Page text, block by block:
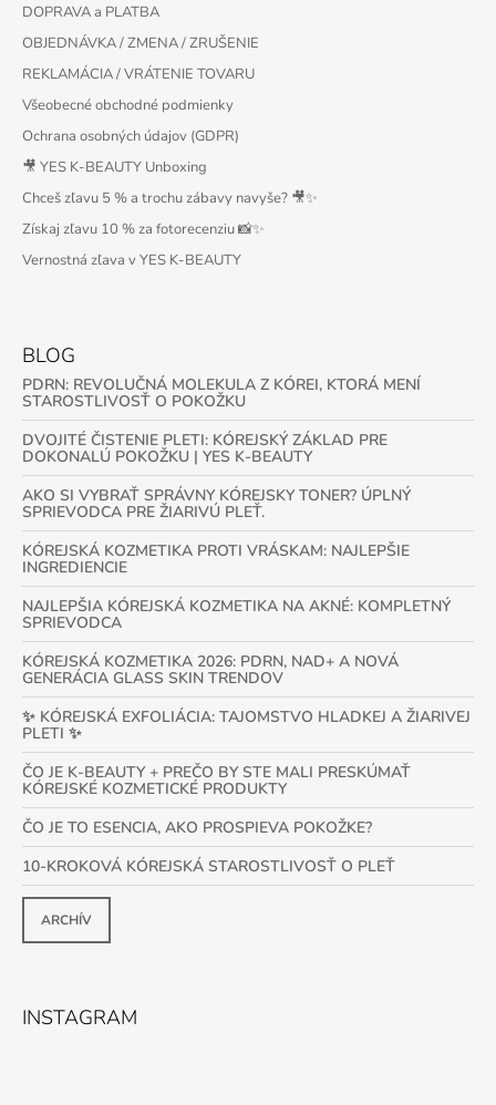
DOPRAVA a PLATBA
OBJEDNÁVKA / ZMENA / ZRUŠENIE
REKLAMÁCIA / VRÁTENIE TOVARU
Všeobecné obchodné podmienky
Ochrana osobných údajov (GDPR)
🎥 YES K-BEAUTY Unboxing
Chceš zľavu 5 % a trochu zábavy navyše? 🎥✨
Získaj zľavu 10 % za fotorecenziu 📸✨
Vernostná zľava v YES K-BEAUTY
BLOG
PDRN: REVOLUČNÁ MOLEKULA Z KÓREI, KTORÁ MENÍ
STAROSTLIVOSŤ O POKOŽKU
DVOJITÉ ČISTENIE PLETI: KÓREJSKÝ ZÁKLAD PRE
DOKONALÚ POKOŽKU | YES K-BEAUTY
AKO SI VYBRAŤ SPRÁVNY KÓREJSKY TONER? ÚPLNÝ
SPRIEVODCA PRE ŽIARIVÚ PLEŤ.
KÓREJSKÁ KOZMETIKA PROTI VRÁSKAM: NAJLEPŠIE
INGREDIENCIE
NAJLEPŠIA KÓREJSKÁ KOZMETIKA NA AKNÉ: KOMPLETNÝ
SPRIEVODCA
KÓREJSKÁ KOZMETIKA 2026: PDRN, NAD+ A NOVÁ
GENERÁCIA GLASS SKIN TRENDOV
✨ KÓREJSKÁ EXFOLIÁCIA: TAJOMSTVO HLADKEJ A ŽIARIVEJ
PLETI ✨
ČO JE K-BEAUTY + PREČO BY STE MALI PRESKÚMAŤ
KÓREJSKÉ KOZMETICKÉ PRODUKTY
ČO JE TO ESENCIA, AKO PROSPIEVA POKOŽKE?
10-KROKOVÁ KÓREJSKÁ STAROSTLIVOSŤ O PLEŤ
ARCHÍV
INSTAGRAM